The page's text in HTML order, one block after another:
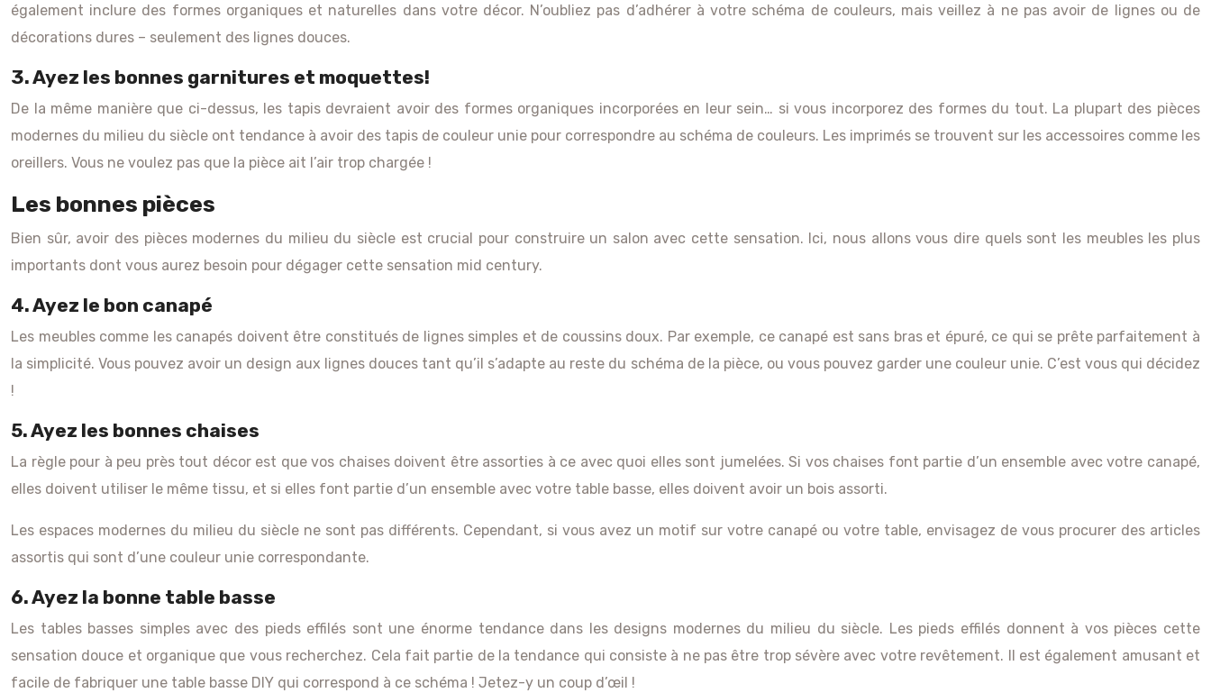
également inclure des formes organiques et naturelles dans votre décor. N’oubliez pas d’adhérer à votre schéma de couleurs, mais veillez à ne pas avoir de lignes ou de
décorations dures – seulement des lignes douces.
3. Ayez les bonnes garnitures et moquettes!
De la même manière que ci-dessus, les tapis devraient avoir des formes organiques incorporées en leur sein… si vous incorporez des formes du tout. La plupart des pièces
modernes du milieu du siècle ont tendance à avoir des tapis de couleur unie pour correspondre au schéma de couleurs. Les imprimés se trouvent sur les accessoires comme les
oreillers. Vous ne voulez pas que la pièce ait l’air trop chargée !
Les bonnes pièces
Bien sûr, avoir des pièces modernes du milieu du siècle est crucial pour construire un salon avec cette sensation. Ici, nous allons vous dire quels sont les meubles les plus
importants dont vous aurez besoin pour dégager cette sensation mid century.
4. Ayez le bon canapé
Les meubles comme les canapés doivent être constitués de lignes simples et de coussins doux. Par exemple, ce canapé est sans bras et épuré, ce qui se prête parfaitement à
la simplicité. Vous pouvez avoir un design aux lignes douces tant qu’il s’adapte au reste du schéma de la pièce, ou vous pouvez garder une couleur unie. C’est vous qui décidez
!
5. Ayez les bonnes chaises
La règle pour à peu près tout décor est que vos chaises doivent être assorties à ce avec quoi elles sont jumelées. Si vos chaises font partie d’un ensemble avec votre canapé,
elles doivent utiliser le même tissu, et si elles font partie d’un ensemble avec votre table basse, elles doivent avoir un bois assorti.
Les espaces modernes du milieu du siècle ne sont pas différents. Cependant, si vous avez un motif sur votre canapé ou votre table, envisagez de vous procurer des articles
assortis qui sont d’une couleur unie correspondante.
6. Ayez la bonne table basse
Les tables basses simples avec des pieds effilés sont une énorme tendance dans les designs modernes du milieu du siècle. Les pieds effilés donnent à vos pièces cette
sensation douce et organique que vous recherchez. Cela fait partie de la tendance qui consiste à ne pas être trop sévère avec votre revêtement. Il est également amusant et
facile de fabriquer une table basse DIY qui correspond à ce schéma ! Jetez-y un coup d’œil !